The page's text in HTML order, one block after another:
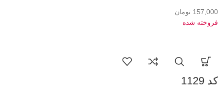
157,000 تومان
فروخته شده
کد 1129